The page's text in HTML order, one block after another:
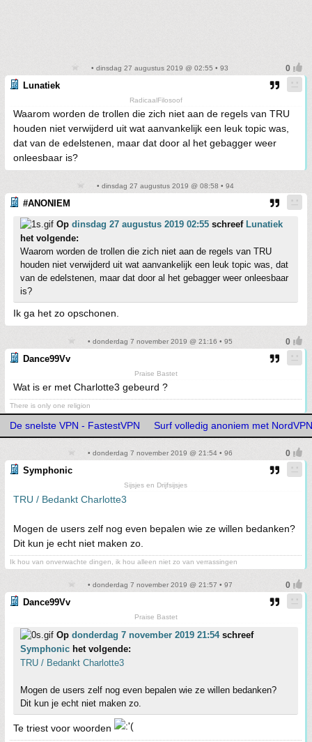
• dinsdag 27 augustus 2019 @ 02:55 • 93
Lunatiek
RadicaalFilosoof
Waarom worden de trollen die zich niet aan de regels van TRU
houden niet verwijderd uit wat aanvankelijk een leuk topic was,
dat van de edelstenen, maar dat door al het gebagger weer
onleesbaar is?
• dinsdag 27 augustus 2019 @ 08:58 • 94
#ANONIEM
Op dinsdag 27 augustus 2019 02:55 schreef Lunatiek
het volgende:
Waarom worden de trollen die zich niet aan de regels van TRU
houden niet verwijderd uit wat aanvankelijk een leuk topic was, dat
van de edelstenen, maar dat door al het gebagger weer onleesbaar
is?
Ik ga het zo opschonen.
• donderdag 7 november 2019 @ 21:16 • 95
Dance99Vv
Praise Bastet
Wat is er met Charlotte3 gebeurd ?
There is only one religion
De snelste VPN - FastestVPN Surf volledig anoniem met NordVPN
• donderdag 7 november 2019 @ 21:54 • 96
Symphonic
Sijsjes en Drijfsijsjes
TRU / Bedankt Charlotte3
Mogen de users zelf nog even bepalen wie ze willen bedanken?
Dit kun je echt niet maken zo.
Ik hou van onverwachte dingen, ik hou alleen niet zo van verrassingen
• donderdag 7 november 2019 @ 21:57 • 97
Dance99Vv
Praise Bastet
Op donderdag 7 november 2019 21:54schreef
Symphonic het volgende:
TRU / Bedankt Charlotte3
Mogen de users zelf nog even bepalen wie ze willen bedanken?
Dit kun je echt niet maken zo.
Te triest voor woorden